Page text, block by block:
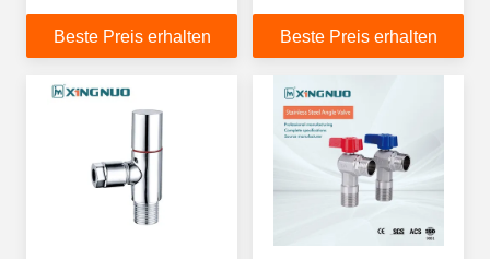
geprüfte Leck PTFE 3/4
des Eckventil-100%
Beste Preis erhalten
Messing-
Winkelstopventil mit
Beste Preis erhalten